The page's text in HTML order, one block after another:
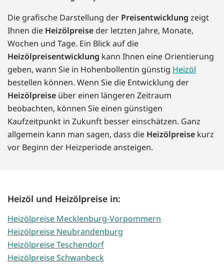
Die grafische Darstellung der Preisentwicklung zeigt
Ihnen die Heizölpreise der letzten Jahre, Monate,
Wochen und Tage. Ein Blick auf die
Heizölpreisentwicklung kann Ihnen eine Orientierung
geben, wann Sie in Hohenbollentin günstig Heizöl
bestellen können. Wenn Sie die Entwicklung der
Heizölpreise über einen längeren Zeitraum
beobachten, können Sie einen günstigen
Kaufzeitpunkt in Zukunft besser einschätzen. Ganz
allgemein kann man sagen, dass die Heizölpreise kurz
vor Beginn der Heizperiode ansteigen.
Heizöl und Heizölpreise in:
Heizölpreise Mecklenburg-Vorpommern
Heizölpreise Neubrandenburg
Heizölpreise Teschendorf
Heizölpreise Schwanbeck